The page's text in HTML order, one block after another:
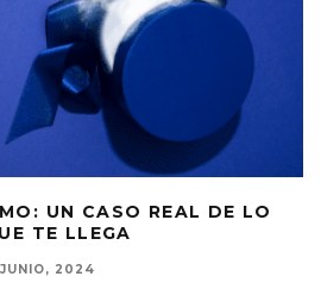
UN CASO REAL DE LO
TE LLEGA
JUNIO, 2024